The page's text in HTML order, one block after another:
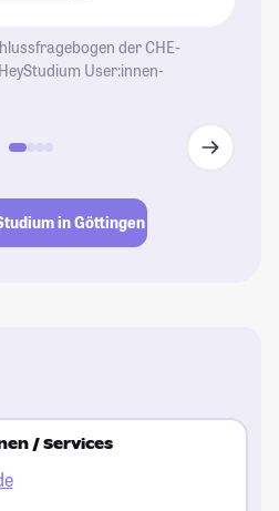
der CHE-
User:innen-
in Göttingen
/ Services